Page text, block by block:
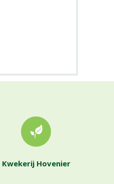
Kwekerij Hovenier